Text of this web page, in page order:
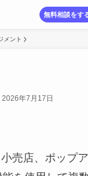
無料相談をす
メント
2026年7月17日
売店、ポップ